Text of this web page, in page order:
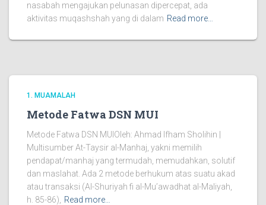
nasabah mengajukan pelunasan dipercepat, ada
aktivitas muqashshah yang di dalam Read more…
1. MUAMALAH
Metode Fatwa DSN MUI
Metode Fatwa DSN MUIOleh: Ahmad Ifham Sholihin |
Multisumber At-Taysir al-Manhaj, yakni memilih
pendapat/manhaj yang termudah, memudahkan, solutif
dan maslahat. Ada 2 metode berhukum atas suatu akad
atau transaksi (Al-Shuriyah fi al-Mu’awadhat al-Maliyah,
h. 85-86),
Read more…